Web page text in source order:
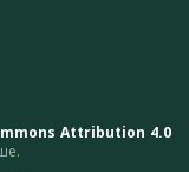
Attribution 4.0